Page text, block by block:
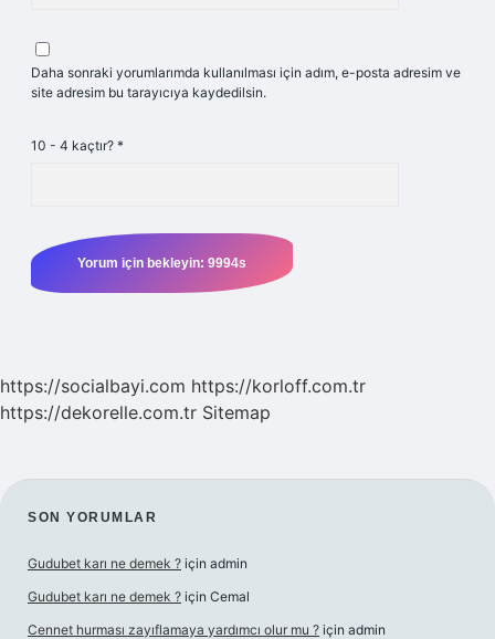
Daha sonraki yorumlarımda kullanılması için adım, e-posta adresim ve
site adresim bu tarayıcıya kaydedilsin.
10 - 4 kaçtır? *
https://socialbayi.com https://korloff.com.tr
https://dekorelle.com.tr Sitemap
SIDEBAR
SON YORUMLAR
Gudubet karı ne demek ? için admin
Gudubet karı ne demek ? için Cemal
Cennet hurması zayıflamaya yardımcı olur mu ? için admin